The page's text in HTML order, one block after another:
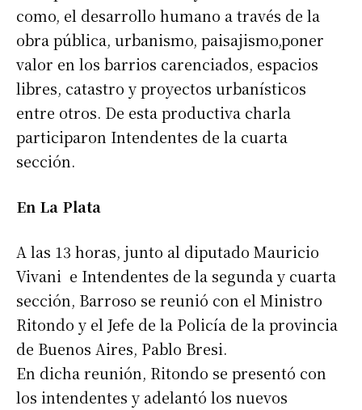
como, el desarrollo humano a través de la
obra pública, urbanismo, paisajismo,poner
valor en los barrios carenciados, espacios
libres, catastro y proyectos urbanísticos
entre otros. De esta productiva charla
participaron Intendentes de la cuarta
sección.
En La Plata
A las 13 horas, junto al diputado Mauricio
Vivani e Intendentes de la segunda y cuarta
sección, Barroso se reunió con el Ministro
Ritondo y el Jefe de la Policía de la provincia
de Buenos Aires, Pablo Bresi.
En dicha reunión, Ritondo se presentó con
los intendentes y adelantó los nuevos